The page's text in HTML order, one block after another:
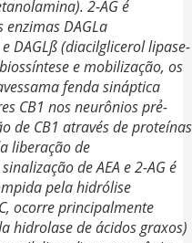
2-AG é
DAGLa
DAGLß (diacilglicerol lipase-
e mobilização, os
fenda sináptica
CB1 nos neurônios prẻ-
de CB1 através de proteínas
liberação de
de AEA e 2-AG é
pela hidrólise
ocorre principalmente
hidrolase de ácidos graxos)